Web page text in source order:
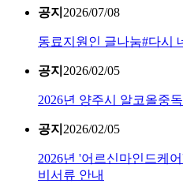
공지 2026/07/08
동료지원인 글나눔#다시
공지 2026/02/05
2026년 양주시 알코올중
공지 2026/02/05
2026년 '어르신마인드케
비서류 안내